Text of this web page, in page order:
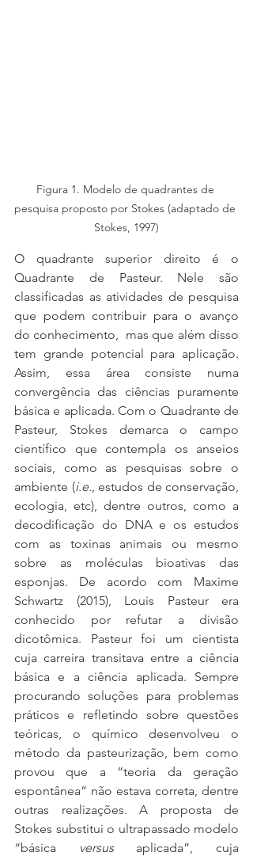
Figura 1. Modelo de quadrantes de
pesquisa proposto por Stokes (adaptado de
Stokes, 1997)
O quadrante superior direito é o
Quadrante de Pasteur. Nele são
classificadas as atividades de pesquisa
que podem contribuir para o avanço
do conhecimento,  mas que além disso
tem grande potencial para aplicação.
Assim, essa área consiste numa
convergência das ciências puramente
básica e aplicada. Com o Quadrante de
Pasteur, Stokes demarca o campo
científico que contempla os anseios
sociais, como as pesquisas sobre o
ambiente (i.e. , estudos de conservação,
ecologia, etc), dentre outros, como a
decodificação do DNA e os estudos
com as toxinas animais ou mesmo
sobre as moléculas bioativas das
esponjas. De acordo com Maxime
Schwartz (2015), Louis Pasteur era
conhecido por refutar a divisão
dicotômica. Pasteur foi um cientista
cuja carreira transitava entre a ciência
básica e a ciência aplicada. Sempre
procurando soluções para problemas
práticos e refletindo sobre questões
teóricas, o químico desenvolveu o
método da pasteurização, bem como
provou que a “teoria da geração
espontânea” não estava correta, dentre
outras realizações. A proposta de
Stokes substitui o ultrapassado modelo
“básica
versus aplicada”, cuja